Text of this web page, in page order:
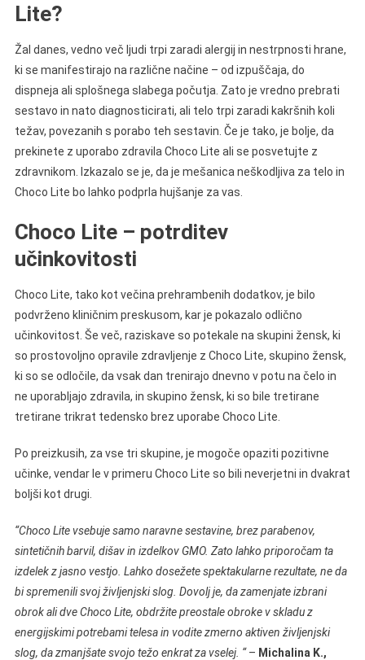
Lite?
Žal danes, vedno več ljudi trpi zaradi alergij in nestrpnosti hrane,
ki se manifestirajo na različne načine – od izpuščaja, do
dispneja ali splošnega slabega počutja. Zato je vredno prebrati
sestavo in nato diagnosticirati, ali telo trpi zaradi kakršnih koli
težav, povezanih s porabo teh sestavin. Če je tako, je bolje, da
prekinete z uporabo zdravila Choco Lite ali se posvetujte z
zdravnikom. Izkazalo se je, da je mešanica neškodljiva za telo in
Choco Lite bo lahko podprla hujšanje za vas.
Choco Lite – potrditev
učinkovitosti
Choco Lite, tako kot večina prehrambenih dodatkov, je bilo
podvrženo kliničnim preskusom, kar je pokazalo odlično
učinkovitost. Še več, raziskave so potekale na skupini žensk, ki
so prostovoljno opravile zdravljenje z Choco Lite, skupino žensk,
ki so se odločile, da vsak dan trenirajo dnevno v potu na čelo in
ne uporabljajo zdravila, in skupino žensk, ki so bile tretirane
tretirane trikrat tedensko brez uporabe Choco Lite.
Po preizkusih, za vse tri skupine, je mogoče opaziti pozitivne
učinke, vendar le v primeru Choco Lite so bili neverjetni in dvakrat
boljši kot drugi.
“Choco Lite vsebuje samo naravne sestavine, brez parabenov,
sintetičnih barvil, dišav in izdelkov GMO. Zato lahko priporočam ta
izdelek z jasno vestjo. Lahko dosežete spektakularne rezultate, ne da
bi spremenili svoj življenjski slog. Dovolj je, da zamenjate izbrani
obrok ali dve Choco Lite, obdržite preostale obroke v skladu z
energijskimi potrebami telesa in vodite zmerno aktiven življenjski
slog, da zmanjšate svojo težo enkrat za vselej. “– Michalina K.,